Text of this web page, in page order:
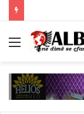
Menu